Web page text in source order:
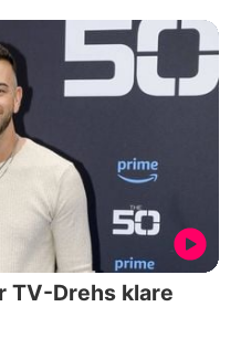
TV-Drehs klare